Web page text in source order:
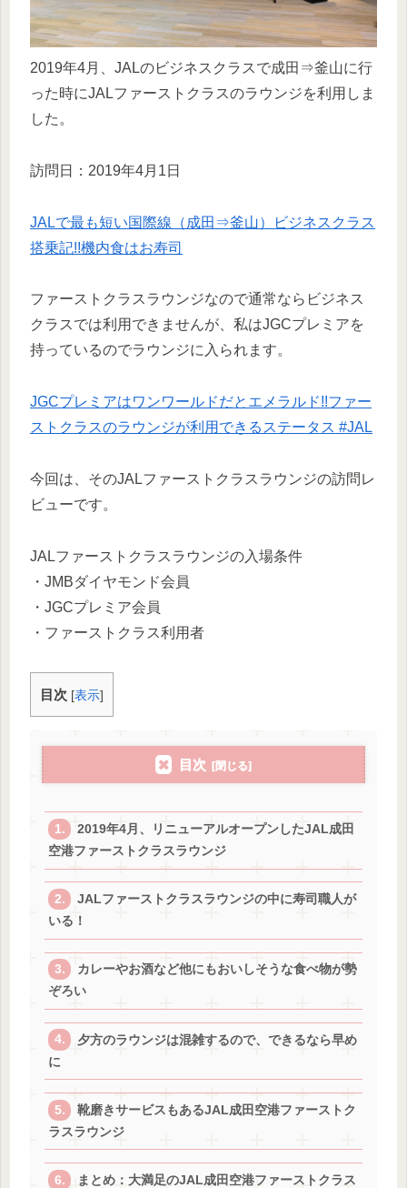
2019年4月、JALのビジネスクラスで成田⇒釜山に行
った時にJALファーストクラスのラウンジを利用しま
した。
訪問日：2019年4月1日
JALで最も短い国際線（成田⇒釜山）ビジネスクラス
搭乗記!!機内食はお寿司
ファーストクラスラウンジなので通常ならビジネス
クラスでは利用できませんが、私はJGCプレミアを
持っているのでラウンジに入られます。
JGCプレミアはワンワールドだとエメラルド!!ファー
ストクラスのラウンジが利用できるステータス #JAL
今回は、そのJALファーストクラスラウンジの訪問レ
ビューです。
JALファーストクラスラウンジの入場条件
・JMBダイヤモンド会員
・JGCプレミア会員
・ファーストクラス利用者
目次 [表示]
目次
2019年4月、リニューアルオープンしたJAL成田
空港ファーストクラスラウンジ
JALファーストクラスラウンジの中に寿司職人が
いる！
カレーやお酒など他にもおいしそうな食べ物が勢
ぞろい
夕方のラウンジは混雑するので、できるなら早め
に
靴磨きサービスもあるJAL成田空港ファーストク
ラスラウンジ
まとめ：大満足のJAL成田空港ファーストクラス